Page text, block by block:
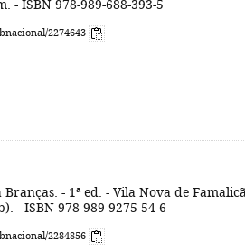
- ISBN 978-989-688-393-5
2274643
Branças. - 1ª ed. - Vila Nova de
- ISBN 978-989-9275-54-6
2284856